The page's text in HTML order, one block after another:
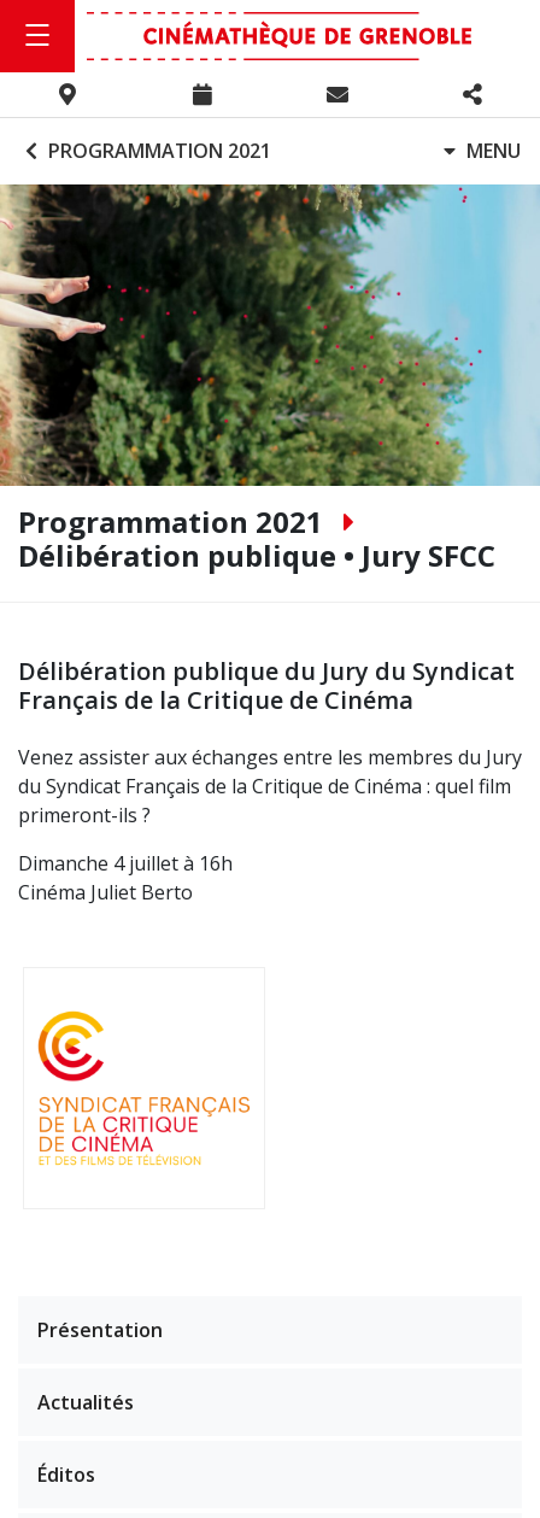
PROGRAMMATION 2021 MENU
Programmation 2021
Délibération publique • Jury SFCC
Délibération publique du Jury du Syndicat
Français de la Critique de Cinéma
Venez assister aux échanges entre les membres du Jury
du Syndicat Français de la Critique de Cinéma : quel film
primeront-ils ?
Dimanche 4 juillet à 16h
Cinéma Juliet Berto
Présentation
Actualités
Éditos